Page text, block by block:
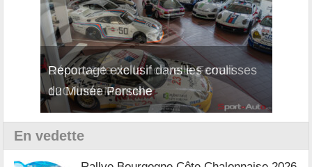
Découverte de la nouvelle Ferrari
12Cilindri Manuale
En vedette